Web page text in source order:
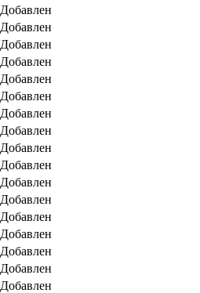
Добавлен
Добавлен
Добавлен
Добавлен
Добавлен
Добавлен
Добавлен
Добавлен
Добавлен
Добавлен
Добавлен
Добавлен
Добавлен
Добавлен
Добавлен
Добавлен
Добавлен